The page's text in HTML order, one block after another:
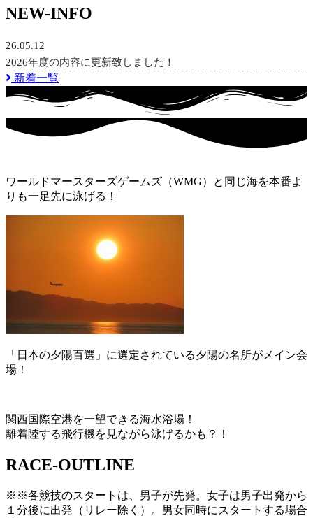
NEW-INFO
26.05.12
2026年度の内容に更新致しました！
新着一覧
ワールドマースターズゲームズ（WMG）と同じ海を本番よ
りも一足先に泳げる！
「日本の夕陽百選」に選定されている夕陽の名所がメイン会
場！
関西国際空港を一望できる海水浴場！
離着陸する飛行機を見ながら泳げるかも？！
RACE-OUTLINE
※※各競技のスタートは、男子が先発。女子は男子出発から
１分後に出発（リレー除く）。男女同時にスタートする場合